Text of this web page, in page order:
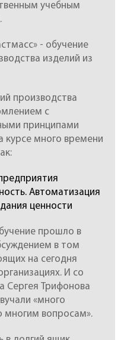
учебным
- обучение
изделий из
производства
с
принципами
курсе много времени
Автоматизация
ценности
прошло в
в том
на сегодня
И со
Сергея Трифонова
«много
многим вопросам».